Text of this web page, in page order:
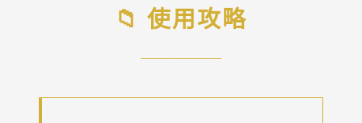
📁 使用攻略